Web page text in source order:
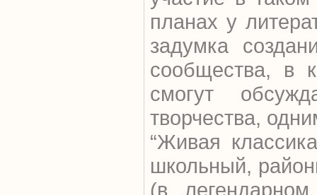
планах у
задумка
сообщества, в
смогут
творчества,
“Живая
школьный,
(в